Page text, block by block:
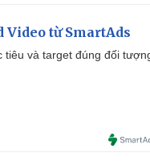
từ SmartAds
tiêu và target đúng đối